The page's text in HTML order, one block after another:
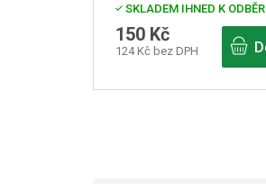
SKLADEM IHNED K
124 Kč bez DPH
150 Kč